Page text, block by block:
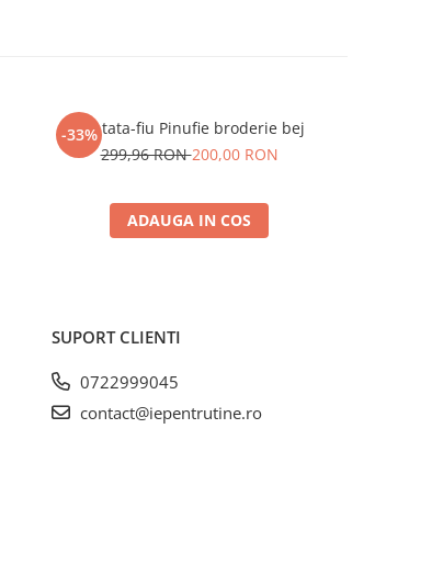
-33%
Set tata-fiu Pinufie broderie bej
299,96 RON200,00 RON
ADAUGA IN COS
SUPORT CLIENTI
0722999045
contact@iepentrutine.ro